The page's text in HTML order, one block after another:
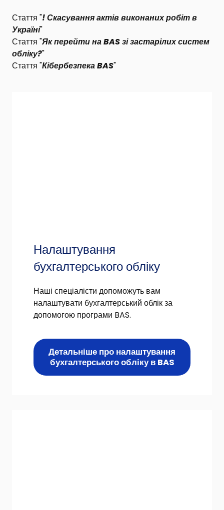
Стаття "! Скасування актів виконаних робіт в
Україні"
Стаття "Як перейти на BAS зі застарілих систем
обліку?"
Стаття "Кібербезпека BAS"
Налаштування
бухгалтерського обліку
Наші спеціалісти допоможуть вам
налаштувати бухгалтерський облік за
допомогою програми BAS.
Детальніше про налаштування
бухгалтерського обліку в BAS